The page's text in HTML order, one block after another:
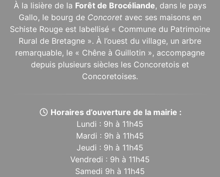
À la lisière de la Forêt de Brocéliande, dans le pays
Gallo, le bourg de Concoret avec ses maisons en
Schiste Rouge est labellisé « Commune du Patrimoine
Rural de Bretagne ». À l’ouest du village, un arbre
remarquable, le « Chêne à Guillotin », accompagne
depuis plusieurs siècles les Concoretois et
Concoretoises.
Horaires d’ouverture de la mairie :
Lundi : 9h à 11h45
Mardi : 9h à 11h45
Jeudi : 9h à 11h45
Vendredi : 9h à 11h45
Samedi 9h à 11h45